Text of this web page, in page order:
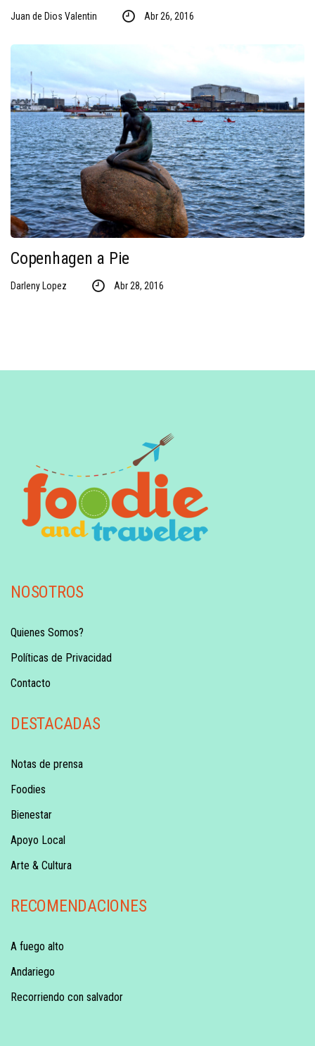
Juan de Dios Valentin Abr 26, 2016
Copenhagen a Pie
Darleny Lopez Abr 28, 2016
NOSOTROS
Quienes Somos?
Políticas de Privacidad
Contacto
DESTACADAS
Notas de prensa
Foodies
Bienestar
Apoyo Local
Arte & Cultura
RECOMENDACIONES
A fuego alto
Andariego
Recorriendo con salvador